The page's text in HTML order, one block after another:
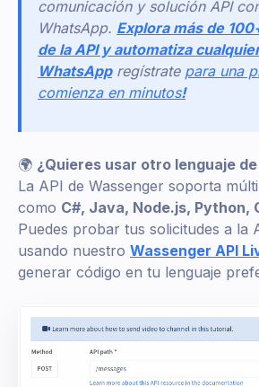
comunicación y solución API
WhatsApp. Explora más de
de la API y automatiza
WhatsApp regístrate para una
comienza en minutos!
🌍 ¿Quieres usar otro lenguaje
La API de Wassenger soporta
como C#, Java, Node.js, Python,
Puedes probar tus solicitudes a la
usando nuestro Wassenger API
generar código en tu lenguaje